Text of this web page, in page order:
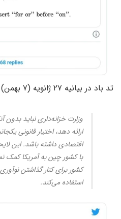
تد باد در بیانیه ۲۷ ژانویه (۷ بهمن) خود گفته است:
وزارت خزانه‌داری نباید بدون
ارائه دهد، اختیار قانونی
اقتصادی داشته باشد. این
با کشور چین به آمریکا کمک
کشور برای کنار گذاشتن
استفاده می‌کند.